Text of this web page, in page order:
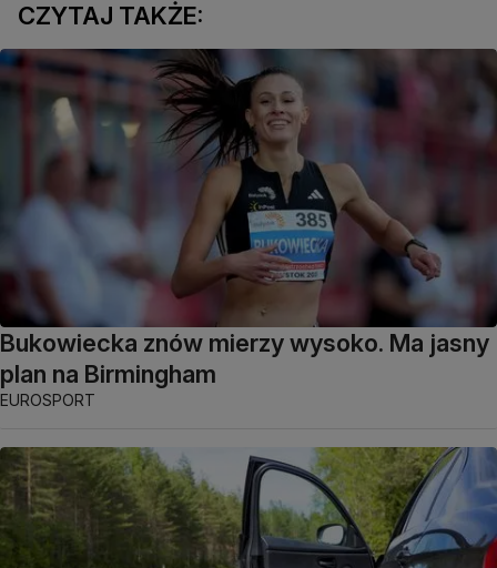
CZYTAJ TAKŻE:
Bukowiecka znów mierzy wysoko. Ma jasny
plan na Birmingham
EUROSPORT